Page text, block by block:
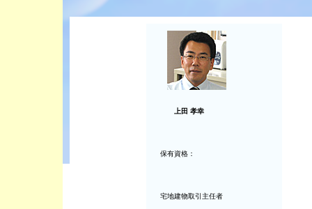
上田 孝幸
保有資格：
宅地建物取引主任者